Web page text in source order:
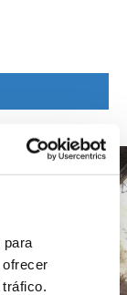
para